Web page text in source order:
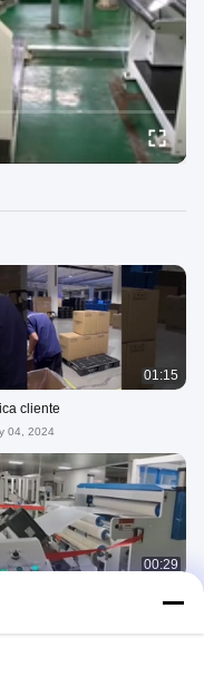
01:15
cliente
04, 2024
00:29